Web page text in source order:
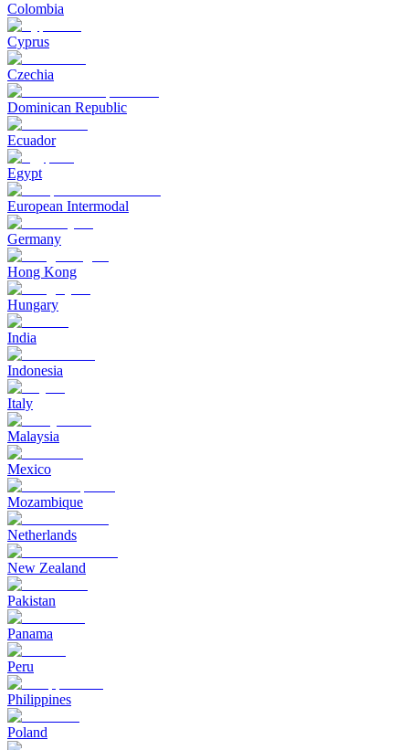
Colombia
Cyprus
Czechia
Dominican Republic
Ecuador
Egypt
European Intermodal
Germany
Hong Kong
Hungary
India
Indonesia
Italy
Malaysia
Mexico
Mozambique
Netherlands
New Zealand
Pakistan
Panama
Peru
Philippines
Poland